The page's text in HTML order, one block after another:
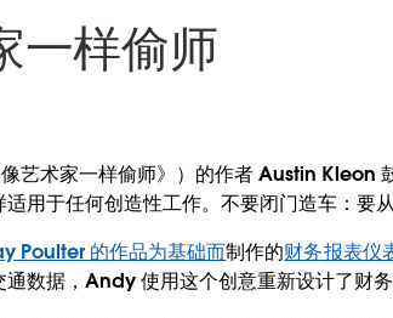
一样偷师
像艺术家一样偷师》）的作者 Austin Kleon
用于任何创造性工作。不要闭门造车：要
Poulter 的作品为基础而制作的财务报表仪
数据，Andy 使用这个创意重新设计了财务